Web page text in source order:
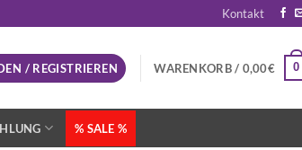
Kontakt
/ REGISTRIEREN WARENKORB / 0,00€ 0
% SALE %